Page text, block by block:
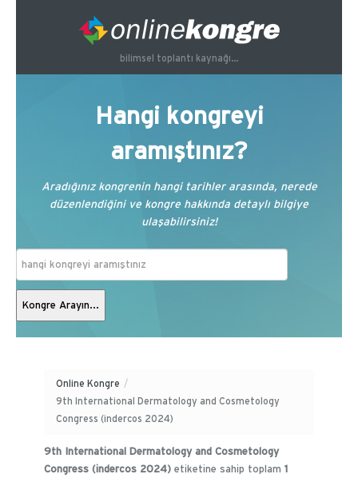
bilimsel toplantı kaynağı...
Hangi kongreyi
aramıştınız?
Aradığınız kongrenin hangi tarihler arasında, nerede
düzenlendiğini ve kongre hakkında detaylı bilgiye
ulaşabilirsiniz!
Online Kongre
/
9th International Dermatology and Cosmetology
Congress (indercos 2024)
9th International Dermatology and Cosmetology
Congress (indercos 2024) etiketine sahip toplam 1